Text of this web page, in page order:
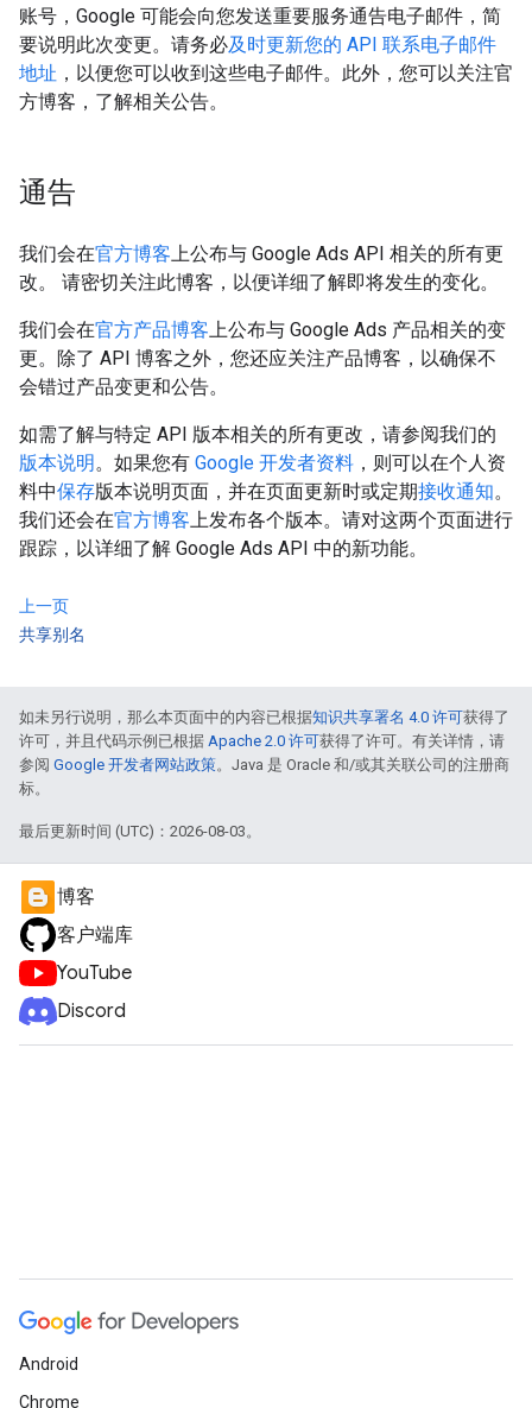
账号，Google 可能会向您发送重要服务通告电子邮件，简
要说明此次变更。请务必及时更新您的 API 联系电子邮件
地址 ，以便您可以收到这些电子邮件。此外，您可以关注官
方博客，了解相关公告。
通告
我们会在官方博客上公布与 Google Ads API 相关的所有更
改。 请密切关注此博客，以便详细了解即将发生的变化。
我们会在官方产品博客上公布与 Google Ads 产品相关的变
更。除了 API 博客之外，您还应关注产品博客，以确保不
会错过产品变更和公告。
如需了解与特定 API 版本相关的所有更改，请参阅我们的
版本说明。如果您有 Google 开发者资料 ，则可以在个人资
料中保存版本说明页面，并在页面更新时或定期接收通知。
我们还会在官方博客上发布各个版本。请对这两个页面进行
跟踪，以详细了解 Google Ads API 中的新功能。
上一页
共享别名
如未另行说明，那么本页面中的内容已根据知识共享署名 4.0 许可获得了
许可，并且代码示例已根据 Apache 2.0 许可获得了许可。有关详情，请
参阅 Google 开发者网站政策。Java 是 Oracle 和/或其关联公司的注册商
标。
最后更新时间 (UTC)：2026-08-03。
博客
客户端库
YouTube
Discord
Android
Chrome